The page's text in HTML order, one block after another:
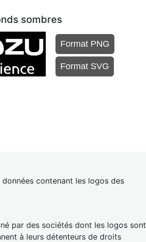
sombres
Format PNG
Format SVG
contenant les logos des
par des sociétés dont les logos sont
à leurs détenteurs de droits